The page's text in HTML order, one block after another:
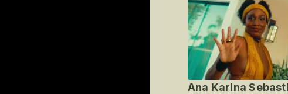
Ana Karina